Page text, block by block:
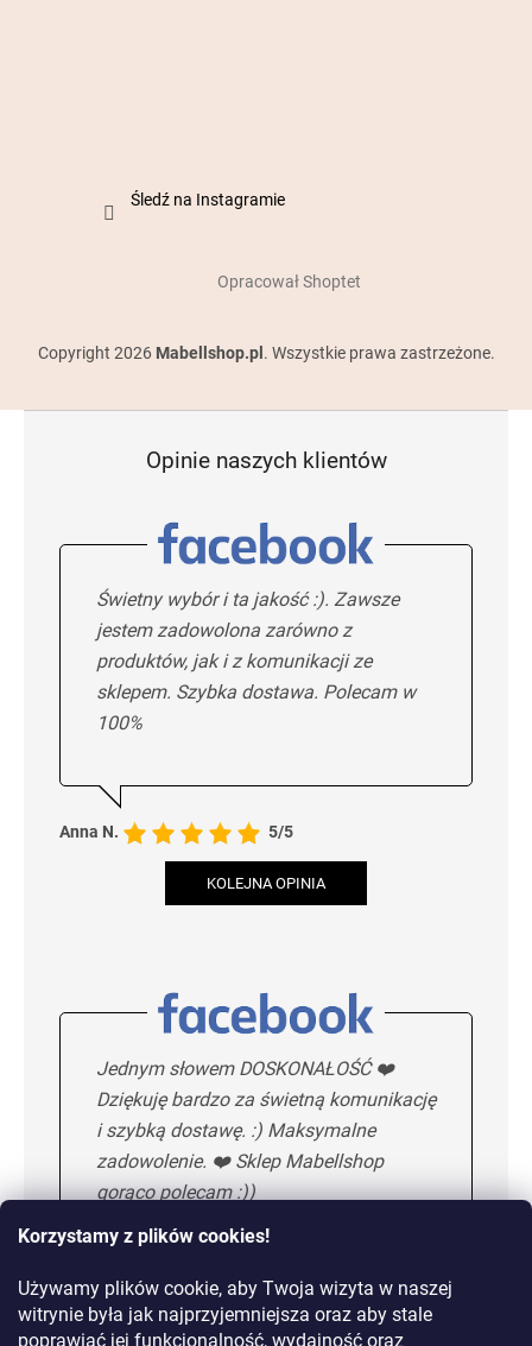
Korzystamy z plików cookies!
Używamy plików cookie, aby Twoja wizyta w naszej
witrynie była jak najprzyjemniejsza oraz aby stale
poprawiać jej funkcjonalność, wydajność oraz
Śledź na Instagramie
Opracował Shoptet
Copyright 2026 Mabellshop.pl . Wszystkie prawa zastrzeżone.
Opinie naszych klientów
Świetny wybór i ta jakość :). Zawsze
jestem zadowolona zarówno z
produktów, jak i z komunikacji ze
sklepem. Szybka dostawa. Polecam w
100%
Anna N. 5/5
KOLEJNA OPINIA
Jednym słowem DOSKONAŁOŚĆ ❤️
Dziękuję bardzo za świetną komunikację
i szybką dostawę. :) Maksymalne
zadowolenie. ❤️ Sklep Mabellshop
gorąco polecam :))
Maria H. 5/5